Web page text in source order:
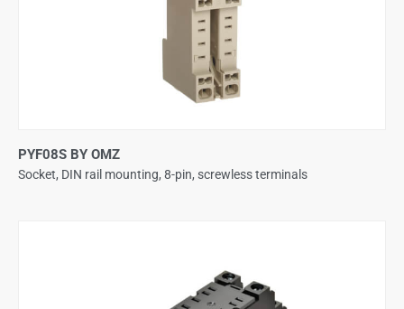
PYF08S BY OMZ
Socket, DIN rail mounting, 8-pin, screwless terminals